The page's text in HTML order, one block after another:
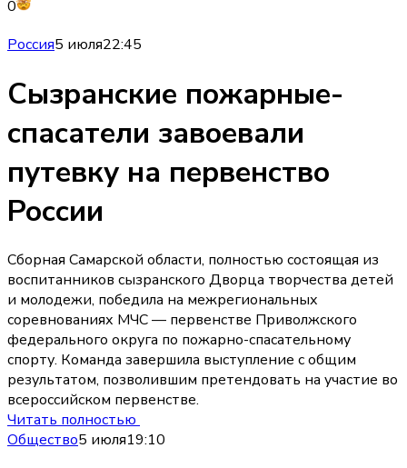
0
Россия5 июля22:45
Сызранские пожарные-
спасатели завоевали
путевку на первенство
России
Сборная Самарской области, полностью состоящая из
воспитанников сызранского Дворца творчества детей
и молодежи, победила на межрегиональных
соревнованиях МЧС — первенстве Приволжского
федерального округа по пожарно-спасательному
спорту. Команда завершила выступление с общим
результатом, позволившим претендовать на участие во
всероссийском первенстве.
Читать полностью
Общество5 июля19:10